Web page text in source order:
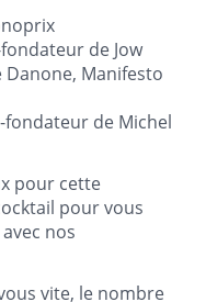
fondateur de Jow
Manifesto
fondateur de Michel
pour cette
pour vous
nos
vite, le nombre